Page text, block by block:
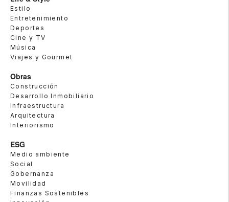
Estilo
Entretenimiento
Deportes
Cine y TV
Música
Viajes y Gourmet
Obras
Construcción
Desarrollo Inmobiliario
Infraestructura
Arquitectura
Interiorismo
ESG
Medio ambiente
Social
Gobernanza
Movilidad
Finanzas Sostenibles